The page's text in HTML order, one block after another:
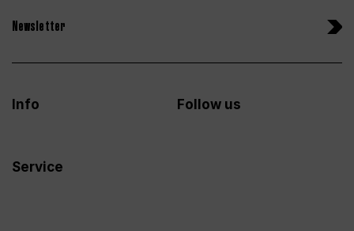
Newsletter
Info
Service
Follow us